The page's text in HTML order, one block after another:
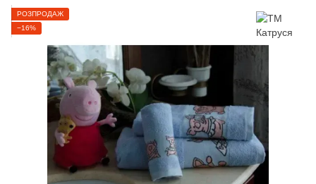
РОЗПРОДАЖ
−16%